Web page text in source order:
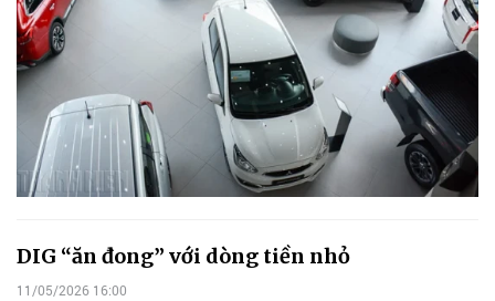
DIG “ăn đong” với dòng tiền nhỏ
11/05/2026 16:00